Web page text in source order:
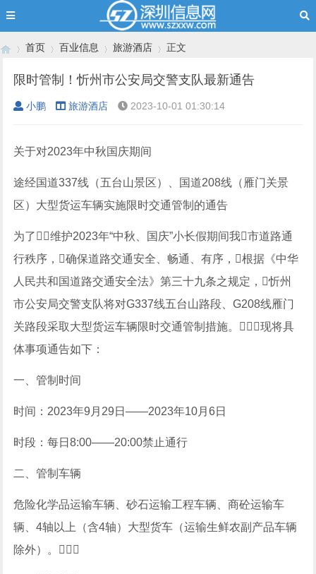
›
首页
›
百业信息
›
旅游酒店
›
正文
限时管制！忻州市公安局交警支队最新通告
小鹏 旅游酒店 2023-10-01 01:30:14
关于对2023年中秋国庆期间
途经国道337线（五台山景区）、国道208线（雁门关景
区）大型货运车辆实施限时交通管制的通告
为了维护2023年“中秋、国庆”小长假期间我市道路通
行秩序，确保道路交通安全、畅通、有序，根据《中华
人民共和国道路交通安全法》第三十九条之规定，忻州
市公安局交警支队将对G337线五台山路段、G208线雁门
关路段采取大型货运车辆限时交通管制措施。现将具
体事项通告如下：
一、管制时间
时间：2023年9月29日——2023年10月6日
时段：每日8:00——20:00禁止通行
二、管制车辆
危险化学品运输车辆、砂石运输工程车辆、商砼运输车
辆、4轴以上（含4轴）大型货车（运输生鲜农副产品车辆
除外）。